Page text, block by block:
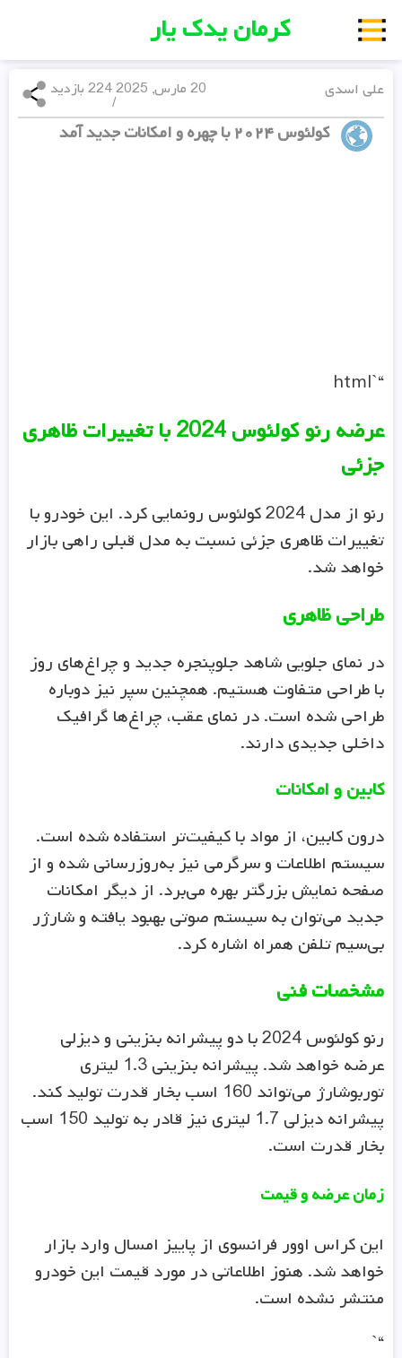
کرمان یدک یار
علی اسدی 224 بازدید
/
20 مارس, 2025
کولئوس ۲۰۲۴ با چهره و امکانات جدید آمد
“`html
عرضه رنو کولئوس 2024 با تغییرات ظاهری
جزئی
رنو از مدل 2024 کولئوس رونمایی کرد. این خودرو با
تغییرات ظاهری جزئی نسبت به مدل قبلی راهی بازار
خواهد شد.
طراحی ظاهری
در نمای جلویی شاهد جلوپنجره جدید و چراغ‌های روز
با طراحی متفاوت هستیم. همچنین سپر نیز دوباره
طراحی شده است. در نمای عقب، چراغ‌ها گرافیک
داخلی جدیدی دارند.
کابین و امکانات
درون کابین، از مواد با کیفیت‌تر استفاده شده است.
سیستم اطلاعات و سرگرمی نیز به‌روزرسانی شده و از
صفحه نمایش بزرگتر بهره می‌برد. از دیگر امکانات
جدید می‌توان به سیستم صوتی بهبود یافته و شارژر
بی‌سیم تلفن همراه اشاره کرد.
مشخصات فنی
رنو کولئوس 2024 با دو پیشرانه بنزینی و دیزلی
عرضه خواهد شد. پیشرانه بنزینی 1.3 لیتری
توربوشارژ می‌تواند 160 اسب بخار قدرت تولید کند.
پیشرانه دیزلی 1.7 لیتری نیز قادر به تولید 150 اسب
بخار قدرت است.
زمان عرضه و قیمت
این کراس اوور فرانسوی از پاییز امسال وارد بازار
خواهد شد. هنوز اطلاعاتی در مورد قیمت این خودرو
منتشر نشده است.
“`